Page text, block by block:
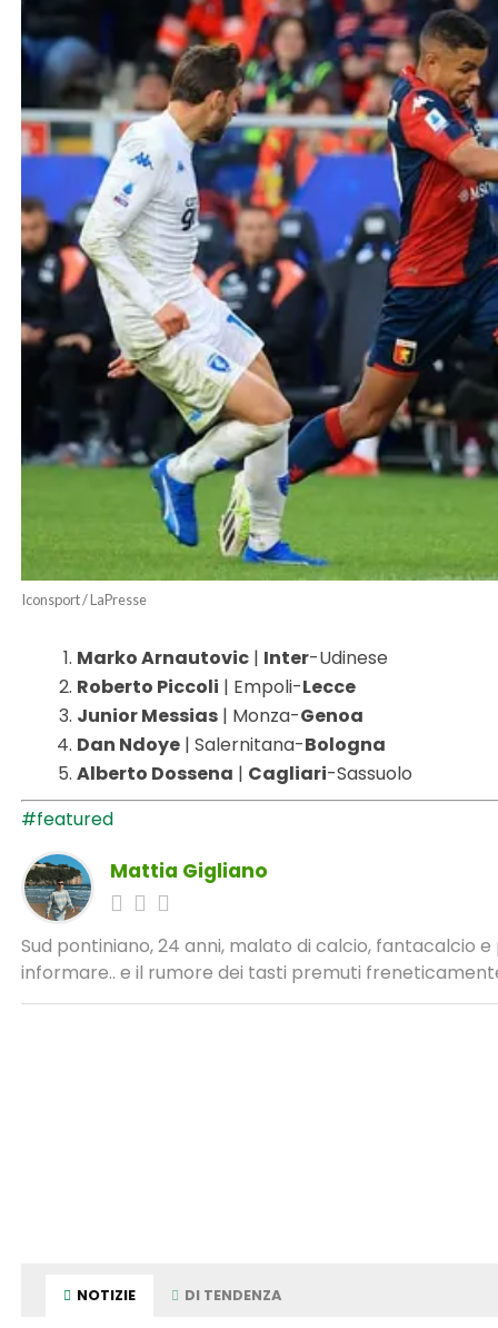
Iconsport / LaPresse
Marko Arnautovic| Inter-Udinese
Roberto Piccoli | Empoli-Lecce
Junior Messias| Monza-Genoa
Dan Ndoye| Salernitana-Bologna
Alberto Dossena | Cagliari-Sassuolo
#featured
Mattia Gigliano
Sud pontiniano, 24 anni, malato di calcio, fantacalcio
informare.. e il rumore dei tasti premuti
NOTIZIE DI TENDENZA